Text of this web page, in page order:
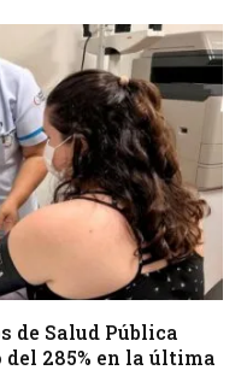
de Salud Pública
285% en la última